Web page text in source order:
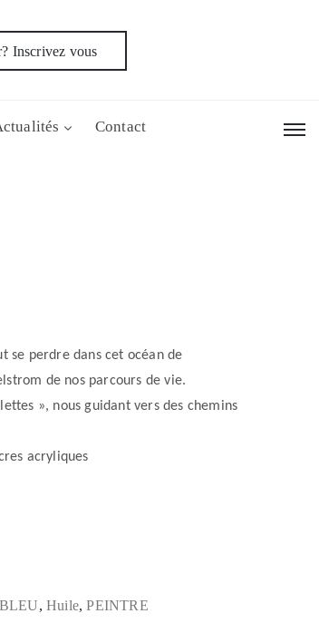
Inscrivez vous
Contact
se perdre dans cet océan de
de nos parcours de vie.
», nous guidant vers des chemins
acryliques
BLEU,Huile,PEINTRE